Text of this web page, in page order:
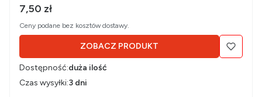
Cena brutto
7,50 zł
Ceny podane bez kosztów dostawy.
ZOBACZ PRODUKT
Dostępność:duża ilość
Czas wysyłki:3 dni